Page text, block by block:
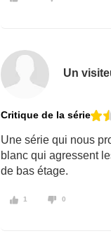
Un
Critique de la série
Une série qui nous
blanc qui agressent
de bas étage.
1 0